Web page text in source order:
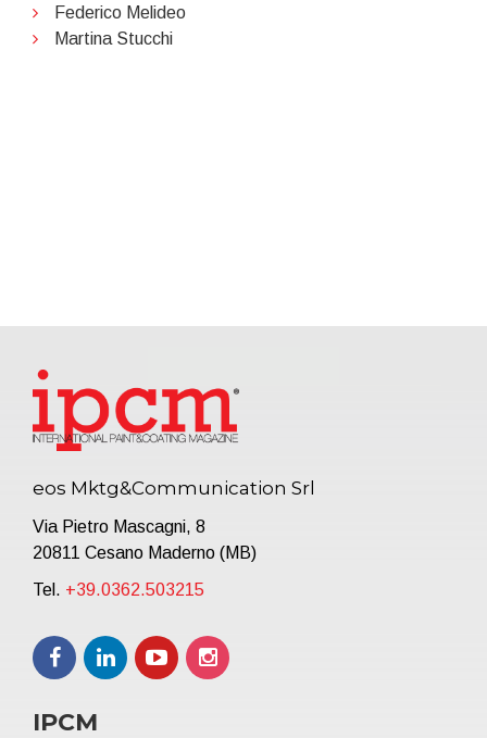
Federico Melideo
Martina Stucchi
eos Mktg&Communication Srl
Via Pietro Mascagni, 8
20811 Cesano Maderno (MB)
Tel. +39.0362.503215
IPCM